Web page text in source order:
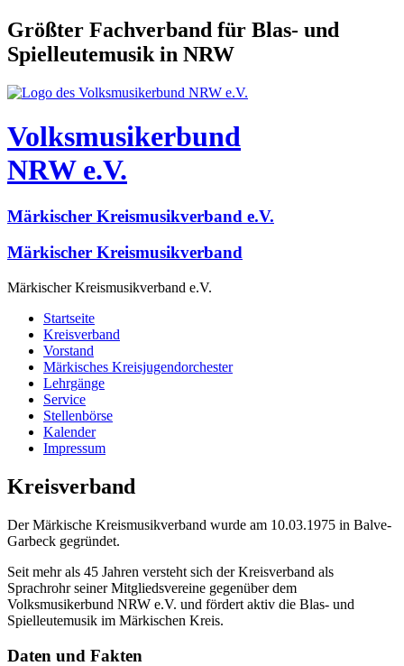
Größter Fachverband für Blas- und
Spielleutemusik in NRW
Volksmusikerbund
NRW e.V.
Märkischer Kreismusikverband e.V.
Märkischer Kreismusikverband
Märkischer Kreismusikverband e.V.
Startseite
Kreisverband
Vorstand
Märkisches Kreisjugendorchester
Lehrgänge
Service
Stellenbörse
Kalender
Impressum
Kreisverband
Der Märkische Kreismusikverband wurde am 10.03.1975 in Balve-
Garbeck gegründet.
Seit mehr als 45 Jahren versteht sich der Kreisverband als
Sprachrohr seiner Mitgliedsvereine gegenüber dem
Volksmusikerbund NRW e.V. und fördert aktiv die Blas- und
Spielleutemusik im Märkischen Kreis.
Daten und Fakten